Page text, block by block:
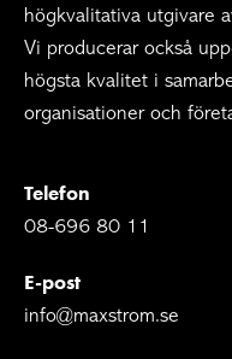
högkvalitativa utgivare
Vi producerar också
högsta kvalitet i
organisationer och
Telefon
08-696 80 11
E-post
info@maxstrom.se